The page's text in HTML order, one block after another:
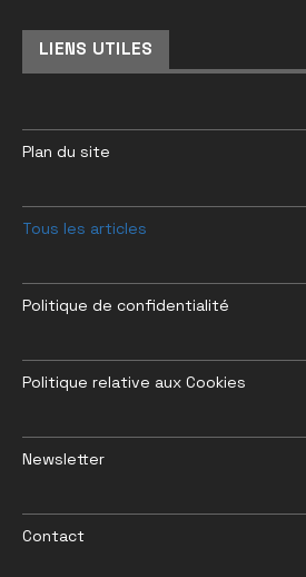
LIENS UTILES
Plan du site
Tous les articles
Politique de confidentialité
Politique relative aux Cookies
Newsletter
Contact